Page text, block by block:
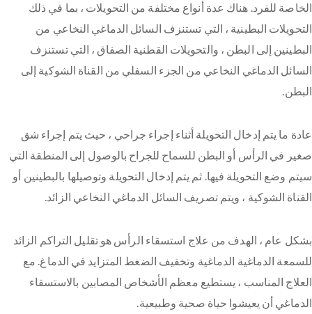
الخاصة للفرد. هناك عدة أنواع مختلفة من التحويلات ، بما في ذلك
التحويلات البطينية ، التي تستنزف السائل الدماغي النخاعي من
البطينين إلى البطن ، والتحويلات القطنية الصفاق ، التي تستنزف
السائل الدماغي النخاعي من الجزء السفلي من القناة الشوكية إلى
البطن.
عادة ما يتم إدخال التحويلة أثناء إجراء جراحي ، حيث يتم إجراء شق
صغير في الرأس أو البطن للسماح للجراح بالوصول إلى المنطقة التي
سيتم وضع التحويلة فيها. ثم يتم إدخال التحويلة وتوصيلها بالبطينين أو
القناة الشوكية ، ويتم تصريف السائل الدماغي النخاعي الزائد.
بشكل عام ، الهدف من علاج استسقاء الرأس هو تقليل التراكم الزائد
للسمعة الدماغية الدماغية وتخفيف الضغط المتزايد في الدماغ. مع
العلاج المناسب ، يستطيع معظم الأشخاص المصابين بالاستسقاء
الدماغي أن يعيشوا حياة صحية وطبيعية.